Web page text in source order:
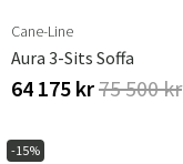
Cane-Line
Aura 3-Sits Soffa
64 175 kr75 500 kr
-15%